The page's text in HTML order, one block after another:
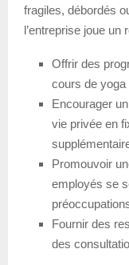
fragiles, débordés
l’entreprise joue un
Offrir des
cours de yoga
Encourager
vie privée en
Promouvoir
employés se
Fournir des
des